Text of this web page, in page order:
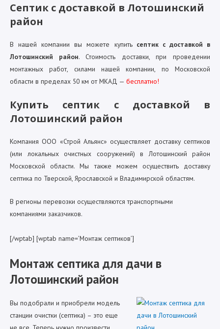
Септик с доставкой в Лотошинский
район
В нашей компании вы можете купитьсептик с доставкой в
Лотошинский район. Стоимость доставки, при проведении
монтажных работ, силами нашей компании, по Московской
области в пределах 50 км от МКАД — бесплатно!
Купить септик с доставкой в
Лотошинский район
Компания ООО «Строй Альянс» осуществляет доставку септиков
(или локальных очистных сооружений) в Лотошинский район
Московской области. Мы также можем осуществить доставку
септика по Тверской, Ярославской и Владимирской областям.
В регионы перевозки осуществляются транспортными
компаниями заказчиков.
[/wptab] [wptab name=’Монтаж септиков’]
Монтаж септика для дачи в
Лотошинский район
Вы подобрали и приобрели модель
станции очистки (септика) – это еще